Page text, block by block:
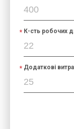
К-сть робочих
Додаткові